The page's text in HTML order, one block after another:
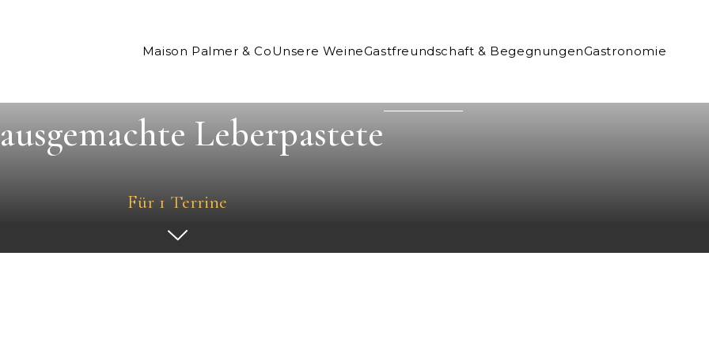
Maison Palmer & CoUnsere WeineGastfreundschaft & BegegnungenGastronomie
Leberpastete
Für 1 Terrine